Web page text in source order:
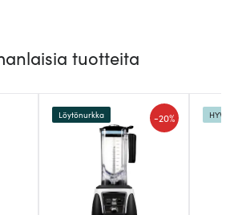
tuotteita
-20%
Löytönurkka HYVÄ